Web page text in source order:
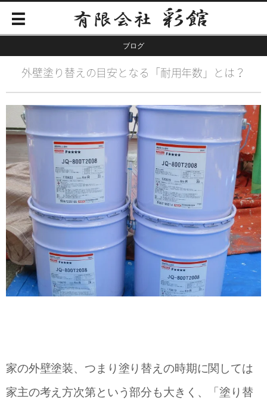
ブログ
外壁塗り替えの目安となる「耐用年数」とは？
家の外壁塗装、つまり塗り替えの時期に関しては
家主の考え方次第という部分も大きく、「塗り替